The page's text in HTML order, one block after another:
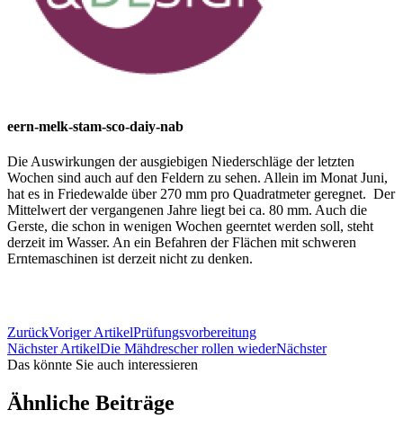
eern-melk-stam-sco-daiy-nab
Die Auswirkungen der ausgiebigen Niederschläge der letzten
Wochen sind auch auf den Feldern zu sehen. Allein im Monat Juni,
hat es in Friedewalde über 270 mm pro Quadratmeter geregnet. Der
Mittelwert der vergangenen Jahre liegt bei ca. 80 mm. Auch die
Gerste, die schon in wenigen Wochen geerntet werden soll, steht
derzeit im Wasser. An ein Befahren der Flächen mit schweren
Erntemaschinen ist derzeit nicht zu denken.
ZurückVoriger ArtikelPrüfungsvorbereitung
Nächster ArtikelDie Mähdrescher rollen wiederNächster
Das könnte Sie auch interessieren
Ähnliche Beiträge